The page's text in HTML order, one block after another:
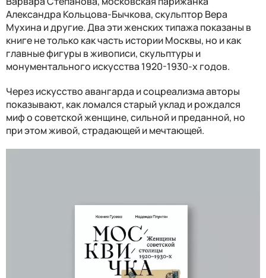
Александра Кольцова-Бычкова, скульптор Вера
Мухина и другие. Два эти женских типажа показаны в
книге не только как часть истории Москвы, но и как
главные фигуры в живописи, скульптуры и
монументального искусства 1920-1930-х годов.
Через искусство авангарда и соцреализма авторы
показывают, как ломался старый уклад и рождался
миф о советской женщине, сильной и преданной, но
при этом живой, страдающей и мечтающей.